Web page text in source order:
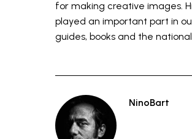
for making creative images.
played an important part in
guides, books and the
NinoBart